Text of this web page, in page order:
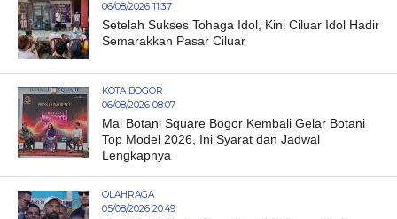
06/08/2026 11:37
Setelah Sukses Tohaga Idol, Kini Ciluar Idol Hadir
Semarakkan Pasar Ciluar
KOTA BOGOR
06/08/2026 08:07
Mal Botani Square Bogor Kembali Gelar Botani
Top Model 2026, Ini Syarat dan Jadwal
Lengkapnya
OLAHRAGA
05/08/2026 20:49